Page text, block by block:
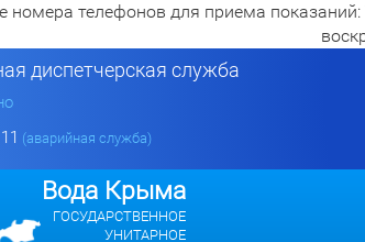
номера телефонов для приема
диспетчерская служба
(аварийная служба)
Вода Крыма
ГОСУДАРСТВЕННОЕ
УНИТАРНОЕ